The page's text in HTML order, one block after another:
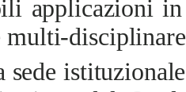
applicazioni
multi-
sede